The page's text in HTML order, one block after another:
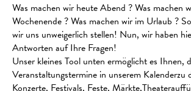
Was machen wir heute Abend ? Was machen
Wochenende ? Was machen wir im Urlaub ?
wir uns unweigerlich stellen! Nun, wir haben
Antworten auf Ihre Fragen!
Unser kleines Tool unten ermöglicht es Ihnen,
Veranstaltungstermine in unserem Kalenderzu